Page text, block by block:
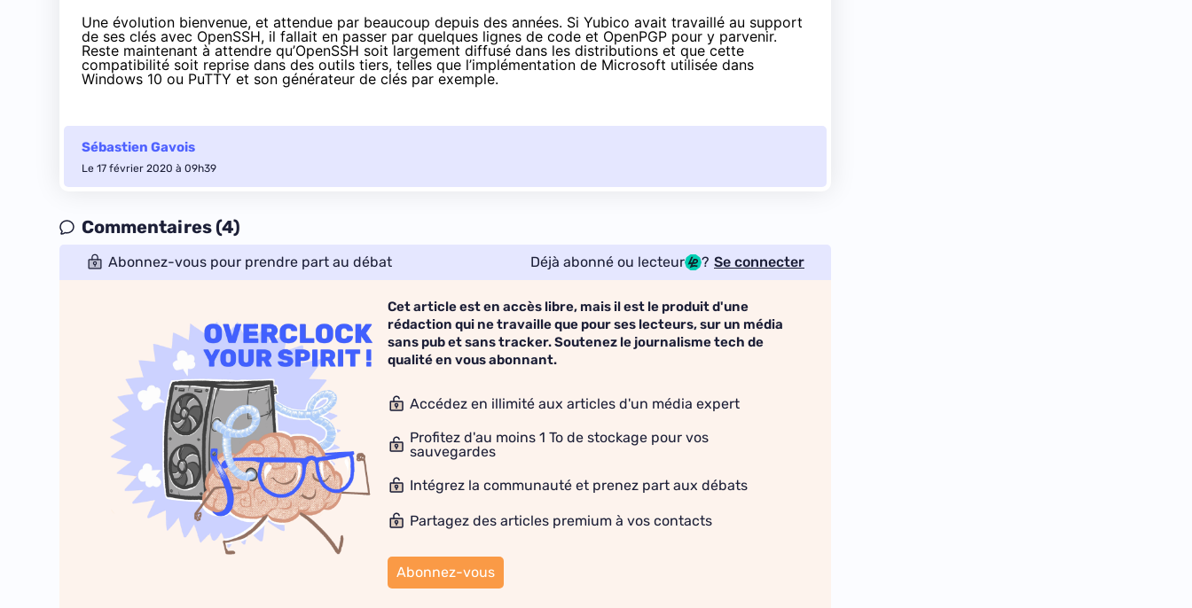
Une évolution bienvenue, et attendue par beaucoup depuis des années. Si Yubico avait travaillé au support
de ses clés avec OpenSSH, il fallait en passer par quelques lignes de code et OpenPGP pour y parvenir.
Reste maintenant à attendre qu’OpenSSH soit largement diffusé dans les distributions et que cette
compatibilité soit reprise dans des outils tiers, telles que l’implémentation de Microsoft utilisée dans
Windows 10 ou PuTTY et son générateur de clés par exemple.
Sébastien Gavois
Le 17 février 2020 à 09h39
Commentaires (4)
Abonnez-vous pour prendre part au débat Déjà abonné ou lecteur ? Se connecter
Cet article est en accès libre, mais il est le produit d'une
rédaction qui ne travaille que pour ses lecteurs, sur un média
sans pub et sans tracker. Soutenez le journalisme tech de
qualité en vous abonnant.
Accédez en illimité aux articles d'un média expert
Profitez d'au moins 1 To de stockage pour vos
sauvegardes
Intégrez la communauté et prenez part aux débats
Partagez des articles premium à vos contacts
Abonnez-vous